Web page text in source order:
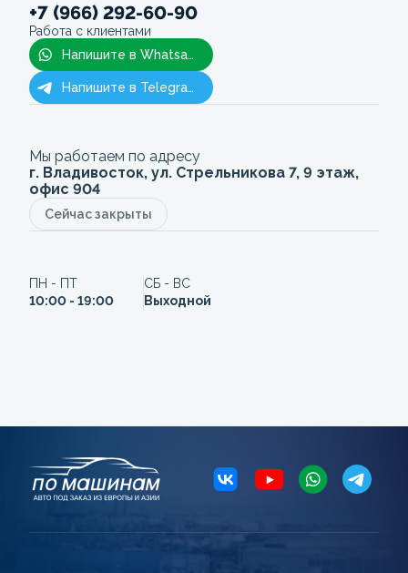
+7 (966) 292-60-90
Работа с клиентами
Напишите в Whatsapp
Напишите в Telegram
Мы работаем по адресу
г. Владивосток, ул. Стрельникова 7, 9 этаж,
офис 904
Сейчас закрыты
ПН - ПТ
10:00 - 19:00
СБ - ВС
Выходной